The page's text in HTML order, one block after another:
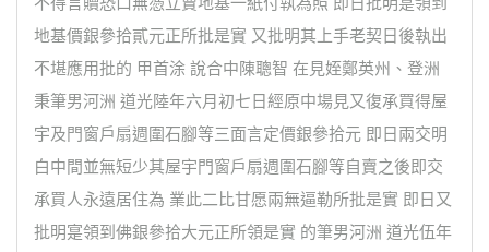
地基價銀參拾貳元正所批是實 又批明其上手老契日後執出
不堪應用批的 甲首涂 說合中陳聰智 在見姪鄭英州、登洲
秉筆男河洲 道光陸年六月初七日經原中場見又復承買得屋
宇及門窗戶扇週圍石腳等三面言定價銀參拾元 即日兩交明
白中間並無短少其屋宇門窗戶扇週圍石腳等自賣之後即交
承買人永遠居住為 業此二比甘愿兩無逼勒所批是實 即日又
批明寔領到佛銀參拾大元正所領是實 的筆男河洲 道光伍年